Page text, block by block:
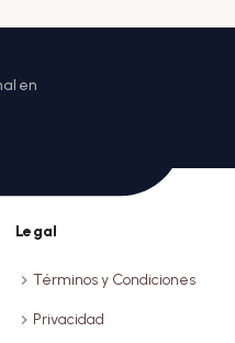
en
Legal
Términos y Condiciones
Privacidad